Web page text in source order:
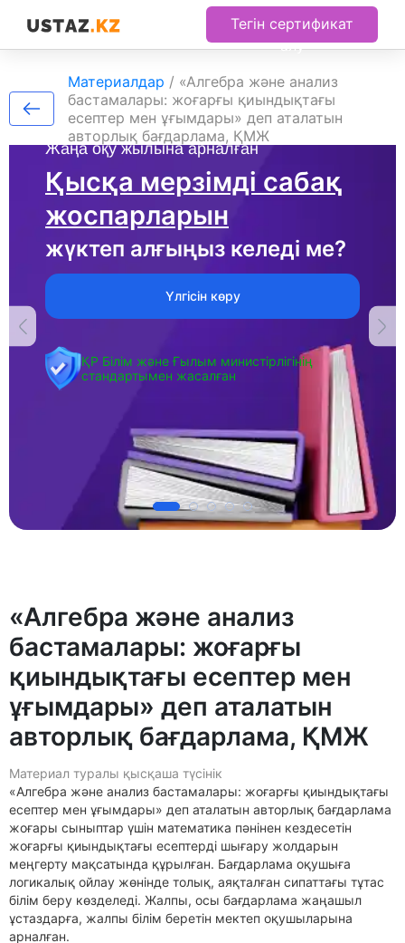
Тегін сертификат
алу
Жаңа оқу жылына арналған
Қысқа мерзімді сабақ
жоспарларын
жүктеп алғыңыз келеді ме?
Үлгісін көру
ҚР Білім және Ғылым министірлігінің
стандартымен жасалған
Материалдар / «Алгебра және анализ
бастамалары: жоғарғы қиындықтағы
есептер мен ұғымдары» деп аталатын
авторлық бағдарлама, ҚМЖ
«Алгебра және анализ
бастамалары: жоғарғы
қиындықтағы есептер мен
ұғымдары» деп аталатын
авторлық бағдарлама, ҚМЖ
Материал туралы қысқаша түсінік
«Алгебра және анализ бастамалары: жоғарғы қиындықтағы
есептер мен ұғымдары» деп аталатын авторлық бағдарлама
жоғары сыныптар үшін математика пәнінен кездесетін
жоғарғы қиындықтағы есептерді шығару жолдарын
меңгерту мақсатында құрылған. Бағдарлама оқушыға
логикалық ойлау жөнінде толық, аяқталған сипаттағы тұтас
білім беру көзделеді. Жалпы, осы бағдарлама жаңашыл
ұстаздарға, жалпы білім беретін мектеп оқушыларына
арналған.